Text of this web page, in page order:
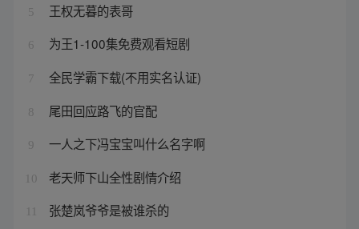
5 王权无暮的表哥
6 为王1-100集免费观看短剧
7 全民学霸下载(不用实名认证)
8 尾田回应路飞的官配
9 一人之下冯宝宝叫什么名字啊
10 老天师下山全性剧情介绍
张楚岚爷爷是被谁杀的